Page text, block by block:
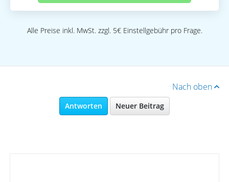
Alle Preise inkl. MwSt. zzgl. 5€ Einstellgebühr pro Frage.
Nach oben
Antworten Neuer Beitrag